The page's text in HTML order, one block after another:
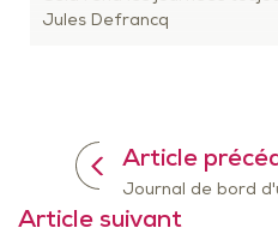
Jules Defrancq
Article
Journal de bord
Article suivant